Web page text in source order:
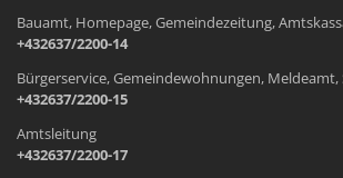
Bauamt, Homepage, Gemeindezeitung,
+432637/2200-14
Bürgerservice, Gemeindewohnungen,
+432637/2200-15
Amtsleitung
+432637/2200-17